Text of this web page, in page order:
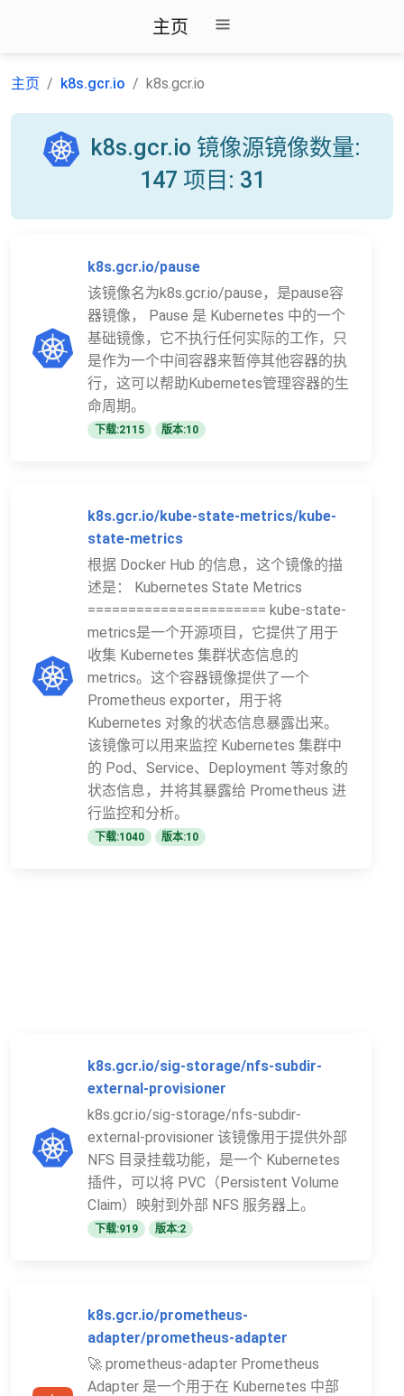
主页
主页 k8s.gcr.io k8s.gcr.io
k8s.gcr.io 镜像源镜像数量:
147 项目: 31
k8s.gcr.io/pause
该镜像名为k8s.gcr.io/pause，是pause容
器镜像， Pause 是 Kubernetes 中的一个
基础镜像，它不执行任何实际的工作，只
是作为一个中间容器来暂停其他容器的执
行，这可以帮助Kubernetes管理容器的生
命周期。
下载:2115 版本:10
k8s.gcr.io/kube-state-metrics/kube-
state-metrics
根据 Docker Hub 的信息，这个镜像的描
述是： Kubernetes State Metrics
====================== kube-state-
metrics是一个开源项目，它提供了用于
收集 Kubernetes 集群状态信息的
metrics。这个容器镜像提供了一个
Prometheus exporter，用于将
Kubernetes 对象的状态信息暴露出来。
该镜像可以用来监控 Kubernetes 集群中
的 Pod、Service、Deployment 等对象的
状态信息，并将其暴露给 Prometheus 进
行监控和分析。
下载:1040 版本:10
k8s.gcr.io/sig-storage/nfs-subdir-
external-provisioner
k8s.gcr.io/sig-storage/nfs-subdir-
external-provisioner 该镜像用于提供外部
NFS 目录挂载功能，是一个 Kubernetes
插件，可以将 PVC（Persistent Volume
Claim）映射到外部 NFS 服务器上。
下载:919 版本:2
k8s.gcr.io/prometheus-
adapter/prometheus-adapter
🚀 prometheus-adapter Prometheus
Adapter 是一个用于在 Kubernetes 中部